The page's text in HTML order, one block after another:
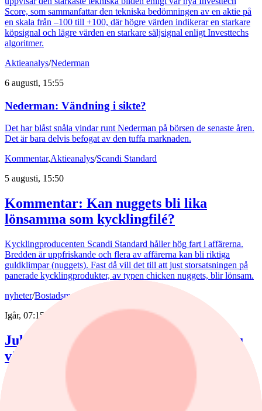
Score, som sammanfattar den tekniska bedömningen av en aktie på
en skala från –100 till +100, där högre värden indikerar en starkare
köpsignal och lägre värden en starkare säljsignal enligt Investtechs
algoritmer.
Aktieanalys/Nederman
6 augusti, 15:55
Nederman: Vändning i sikte?
Det har blåst snåla vindar runt Nederman på börsen de senaste åren.
Det är bara delvis befogat av den tuffa marknaden.
Kommentar,Aktieanalys/Scandi Standard
5 augusti, 15:50
Kommentar: Kan nuggets bli lika
lönsamma som kycklingfilé?
Kycklingproducenten Scandi Standard håller hög fart i affärerna.
Bredden är uppfriskande och flera av affärerna kan bli riktiga
guldklimpar (nuggets). Fast då vill det till att just storsatsningen på
panerade kycklingprodukter, av typen chicken nuggets, blir lönsam.
nyheter/Bostadsmarknad
Igår, 07:15
Juli bjöd på billigare bostadsrätter – nu
väntar en aktiv marknad
Fritidshusmarknaden bjöd samtidigt på månadens tredbrott. "En
glädjande signal", menar Liza Nyberg, tf VD för Svensk